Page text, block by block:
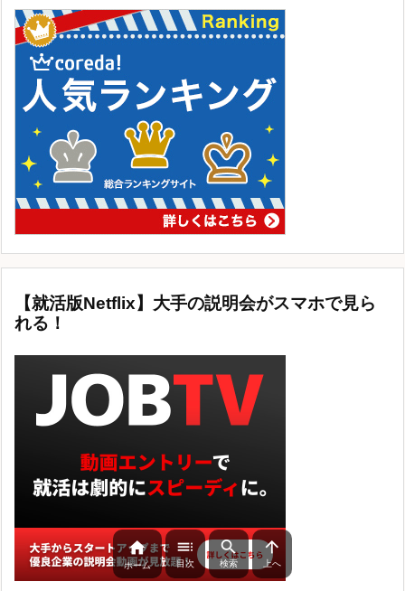
【就活版Netflix】大手の説明会がスマホで見ら
れる！

ホーム

目次

検索

上へ